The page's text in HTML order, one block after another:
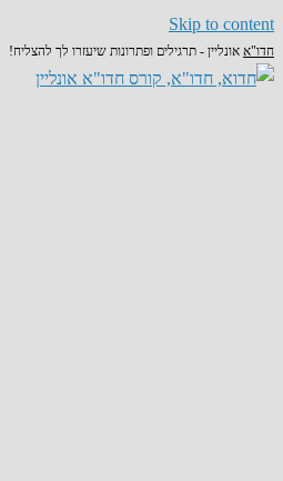
Skip to content
חדו"א אונליין - תרגילים ופתרונות שיעזרו לך להצליח!